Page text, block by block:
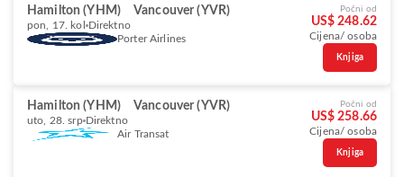
Hamilton (YHM) Vancouver (YVR)
pon, 17. kol Direktno
Porter Airlines
Počni od
US$ 248.62
Cijena/ osoba
Knjiga
Hamilton (YHM) Vancouver (YVR)
uto, 28. srp Direktno
Air Transat
Počni od
US$ 258.66
Cijena/ osoba
Knjiga